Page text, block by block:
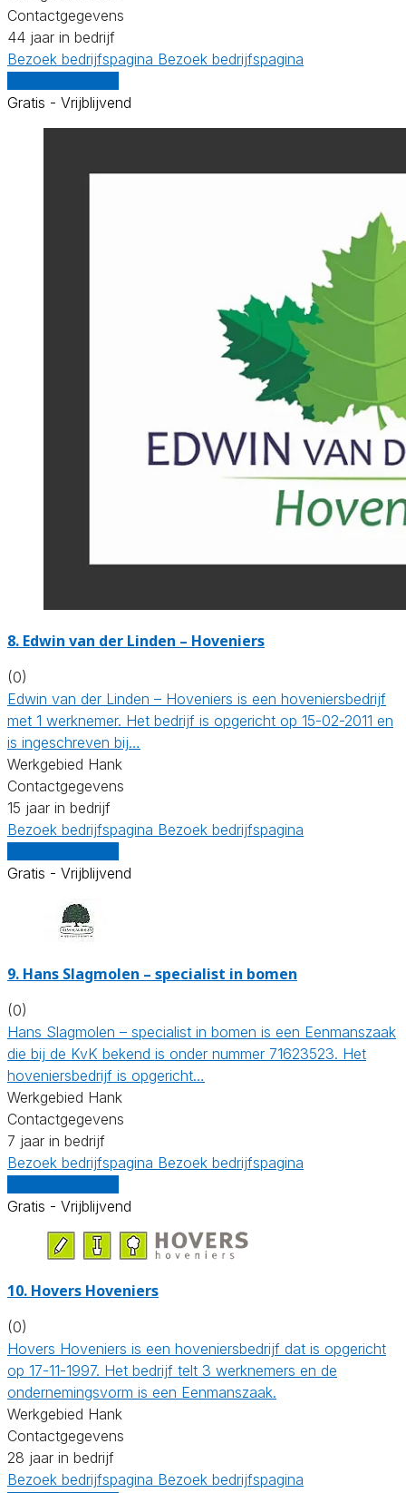
Contactgegevens
44 jaar in bedrijf
Bezoek bedrijfspagina Bezoek bedrijfspagina
Gratis - Vrijblijvend
8. Edwin van der Linden – Hoveniers
(0)
Edwin van der Linden – Hoveniers is een hoveniersbedrijf
met 1 werknemer. Het bedrijf is opgericht op 15-02-2011 en
is ingeschreven bij…
Werkgebied Hank
Contactgegevens
15 jaar in bedrijf
Bezoek bedrijfspagina Bezoek bedrijfspagina
Gratis - Vrijblijvend
9. Hans Slagmolen – specialist in bomen
(0)
Hans Slagmolen – specialist in bomen is een Eenmanszaak
die bij de KvK bekend is onder nummer 71623523. Het
hoveniersbedrijf is opgericht…
Werkgebied Hank
Contactgegevens
7 jaar in bedrijf
Bezoek bedrijfspagina Bezoek bedrijfspagina
Gratis - Vrijblijvend
10. Hovers Hoveniers
(0)
Hovers Hoveniers is een hoveniersbedrijf dat is opgericht
op 17-11-1997. Het bedrijf telt 3 werknemers en de
ondernemingsvorm is een Eenmanszaak.
Werkgebied Hank
Contactgegevens
28 jaar in bedrijf
Bezoek bedrijfspagina Bezoek bedrijfspagina